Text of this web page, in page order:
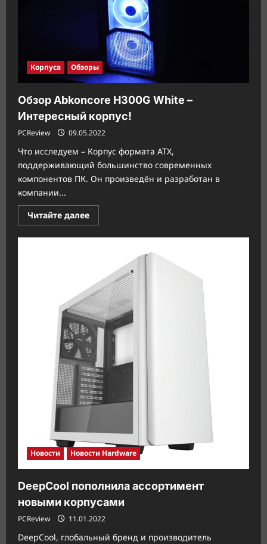
Корпуса Обзоры
Обзор Abkoncore H300G White –
Интересный корпус!
PCReview 09.05.2022
Что исследуем – Корпус формата ATX,
поддерживающий большинство современных
компонентов ПК. Он произведён и разработан в
компании...
Читайте далееПрочитать
больше
Обзор
Интересный
корпус!
Новости Новости Hardware
DeepCool пополнила ассортимент
новыми корпусами
PCReview 11.01.2022
DeepCool, глобальный бренд и производитель